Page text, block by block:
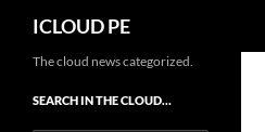
Saltar
ICLOUD PE
The cloud news categorized.
SEARCH IN THE CLOUD…